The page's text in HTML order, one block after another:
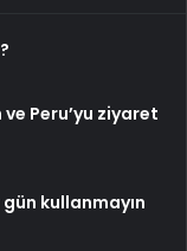
Peru’yu ziyaret
gün kullanmayın